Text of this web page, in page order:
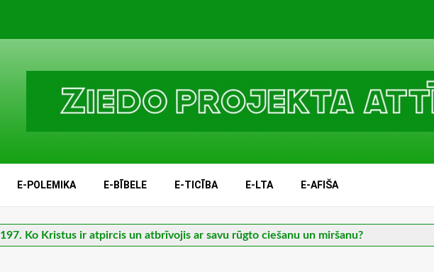
E-POLEMIKA E-BĪBELE E-TICĪBA E-LTA E-AFIŠA
197. Ko Kristus ir atpircis un atbrīvojis ar savu rūgto ciešanu un miršanu?